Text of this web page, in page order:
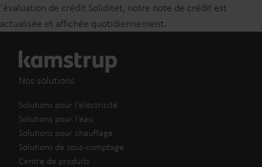
´évaluation de crédit Soliditet, notre note de crédit est
actualisée et affichée quotidiennement.
Nos solutions
Solutions pour l'électricité
Solutions pour l’eau
Solutions pour chauffage
Solutions de sous-comptage
Centre de produits